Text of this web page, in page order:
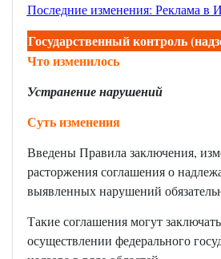
Последние изменения: Реклама в
Государственный контроль
Что изменилось
Устранение нарушений
Суть изменения
Введены Правила заключения,
расторжения соглашения о
выявленных нарушений
Такие соглашения могут
осуществлении федерального